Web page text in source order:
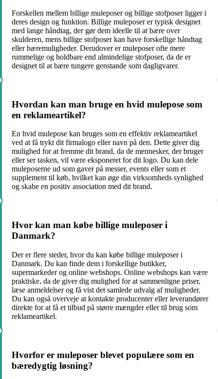
Forskellen mellem billige muleposer og billige stofposer ligger i
deres design og funktion. Billige muleposer er typisk designet
med lange håndtag, der gør dem ideelle til at bære over
skulderen, mens billige stofposer kan have forskellige håndtag
eller bæremuligheder. Derudover er muleposer ofte mere
rummelige og holdbare end almindelige stofposer, da de er
designet til at bære tungere genstande som dagligvarer.
Hvordan kan man bruge en hvid mulepose som
en reklameartikel?
En hvid mulepose kan bruges som en effektiv reklameartikel
ved at få trykt dit firmalogo eller navn på den. Dette giver dig
mulighed for at fremme dit brand, da de mennesker, der bruger
eller ser tasken, vil være eksponeret for dit logo. Du kan dele
muleposerne ud som gaver på messer, events eller som et
supplement til køb, hvilket kan øge din virksomheds synlighed
og skabe en positiv association med dit brand.
Hvor kan man købe billige muleposer i
Danmark?
Der er flere steder, hvor du kan købe billige muleposer i
Danmark. Du kan finde dem i forskellige butikker,
supermarkeder og online webshops. Online webshops kan være
praktiske, da de giver dig mulighed for at sammenligne priser,
læse anmeldelser og få vist det samlede udvalg af muligheder.
Du kan også overveje at kontakte producenter eller leverandører
direkte for at få et tilbud på større mængder eller til brug som
reklameartikel.
Hvorfor er muleposer blevet populære som en
bæredygtig løsning?